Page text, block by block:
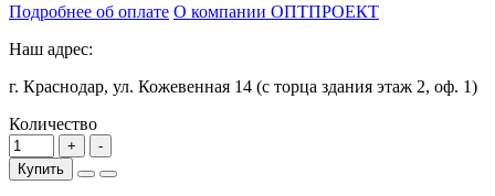
Подробнее об оплате О компании ОПТПРОЕКТ
Наш адрес:
г. Краснодар, ул. Кожевенная 14 (с торца здания этаж 2, оф. 1)
Количество
Купить